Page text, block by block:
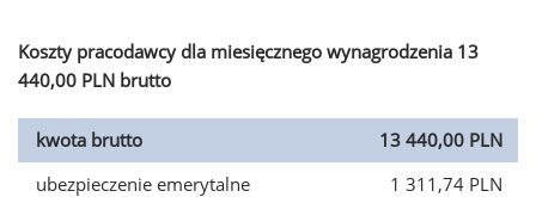
Koszty pracodawcy dla miesięcznego wynagrodzenia 13
440,00 PLN brutto
kwota brutto
13 440,00 PLN
ubezpieczenie emerytalne
1 311,74 PLN